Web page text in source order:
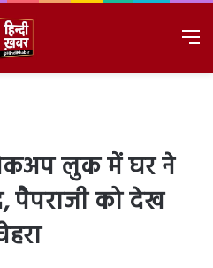
लुक में घर ने
पैपराजी को देख